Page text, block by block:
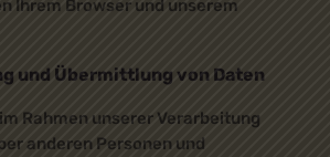
Ihrem Browser und unserem
und Übermittlung von Daten
Rahmen unserer Verarbeitung
anderen Personen und